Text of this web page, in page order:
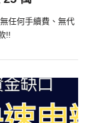
任何手續費、無代
!!